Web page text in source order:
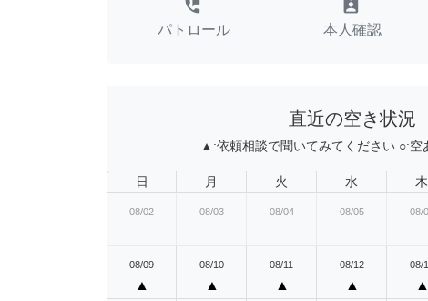
perm_phone_msg
パトロール
assignment_ind
本人確認
直近の空き状況
▲:依頼相談で聞いてみてください ○:空
日 月 火 水 木
08/02 08/03 08/04 08/05 08/
08/09
▲
08/10
▲
08/11
▲
08/12
▲
08/
▲